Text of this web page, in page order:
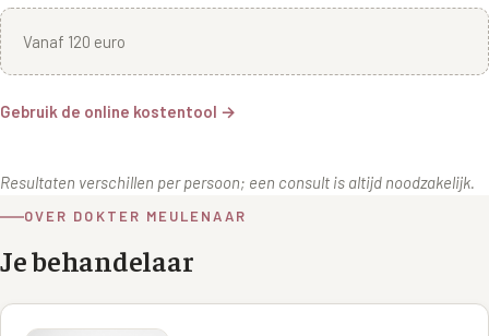
Vanaf 120 euro
Gebruik de online kostentool →
Resultaten verschillen per persoon; een consult is altijd noodzakelijk.
OVER DOKTER MEULENAAR
Je behandelaar